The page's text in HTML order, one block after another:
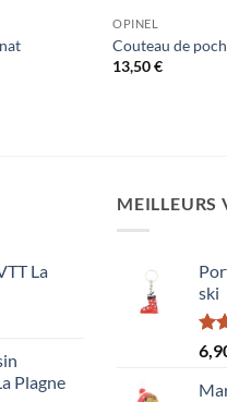
OPINEL
Couteau de
13,50€
La
Plagne
MEILLEURS
ski
4.00
5